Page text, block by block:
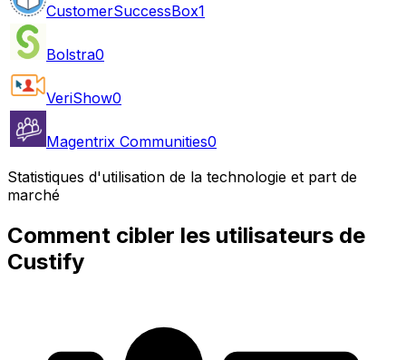
CustomerSuccessBox1
Bolstra0
VeriShow0
Magentrix Communities0
Statistiques d'utilisation de la technologie et part de
marché
Comment cibler les utilisateurs de
Custify